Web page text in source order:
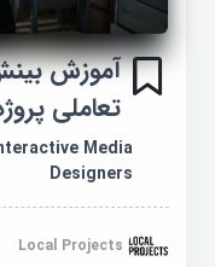
آموزش بینش
تعاملی
Media
Designers
Local Projects